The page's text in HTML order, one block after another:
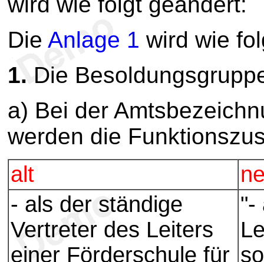
Die Anlage 1 wird wie
1. Die
a) Bei der
werden die
alt
- als der ständige
Vertreter des Leiters
einer Förderschule für
"-